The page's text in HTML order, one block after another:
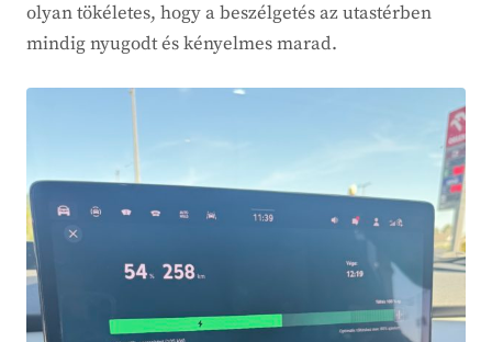
olyan tökéletes, hogy a beszélgetés az utastérben
mindig nyugodt és kényelmes marad.